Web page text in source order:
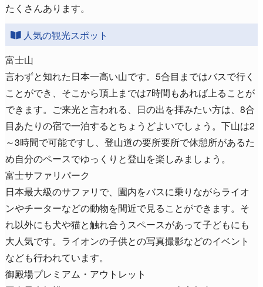
たくさんあります。
人気の観光スポット
富士山
言わずと知れた日本一高い山です。5合目まではバスで行く
ことができ、そこから頂上までは7時間もあれば上ることが
できます。ご来光と言われる、日の出を拝みたい方は、8合
目あたりの宿で一泊するとちょうどよいでしょう。下山は2
～3時間で可能ですし、登山道の要所要所で休憩所があるた
め自分のペースでゆっくりと登山を楽しみましょう。
富士サファリパーク
日本最大級のサファリで、園内をバスに乗りながらライオ
ンやチーターなどの動物を間近で見ることができます。そ
れ以外にも犬や猫と触れ合うスペースがあって子どもにも
大人気です。ライオンの子供との写真撮影などのイベント
なども行われています。
御殿場プレミアム・アウトレット